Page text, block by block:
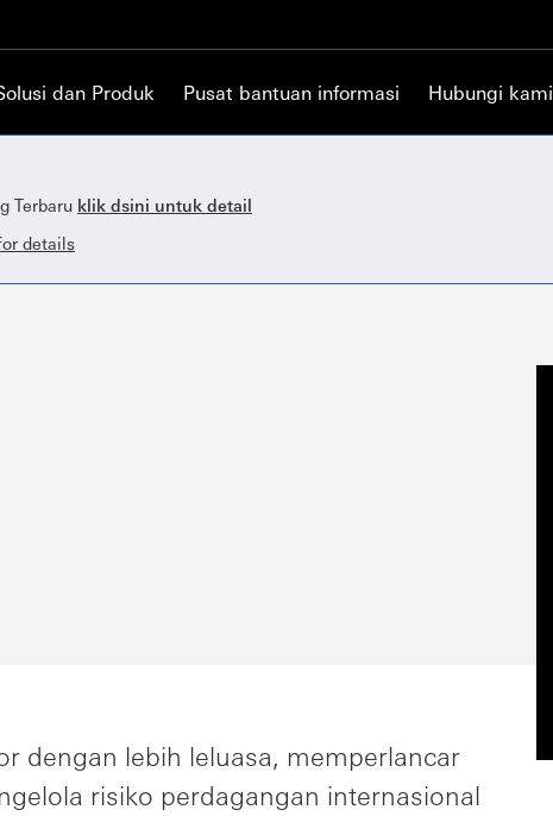
dan Produk Pusat bantuan informasi Hubungi kami
Terbaru klik dsini untuk detail
details
dengan lebih leluasa, memperlancar
risiko perdagangan internasional